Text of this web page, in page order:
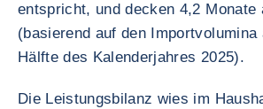
entspricht, und decken 4,2 Monate
(basierend auf den
Hälfte des Kalenderjahres 2025).
Die Leistungsbilanz wies im